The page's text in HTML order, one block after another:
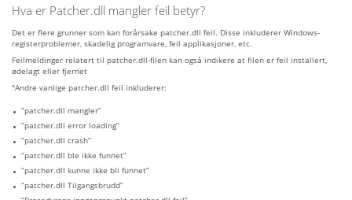
Hva er Patcher.dll mangler feil betyr?
Det er flere grunner som kan forårsake patcher.dll feil. Disse inkluderer Windows-
registerproblemer, skadelig programvare, feil applikasjoner, etc.
Feilmeldinger relatert til patcher.dll-filen kan også indikere at filen er feil installert,
ødelagt eller fjernet
"Andre vanlige patcher.dll feil inkluderer:
“patcher.dll mangler”
“patcher.dll error loading”
“patcher.dll crash”
“patcher.dll ble ikke funnet”
“patcher.dll kunne ikke bli funnet”
“patcher.dll Tilgangsbrudd”